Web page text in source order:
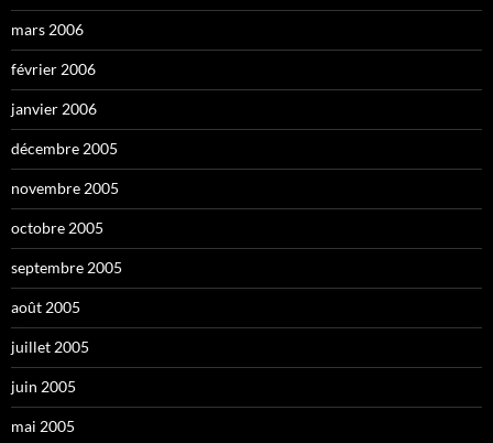
mars 2006
février 2006
janvier 2006
décembre 2005
novembre 2005
octobre 2005
septembre 2005
août 2005
juillet 2005
juin 2005
mai 2005